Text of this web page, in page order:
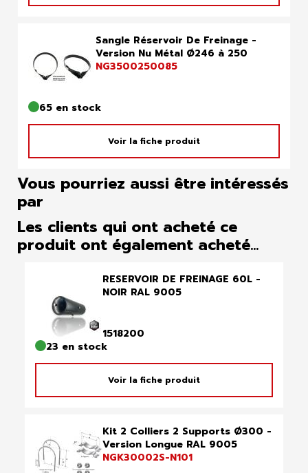
Sangle Réservoir De Freinage -
Version Nu Métal Ø246 à 250
NG3500250085
65 en stock
Voir la fiche produit
Vous pourriez aussi être intéressés
par
Les clients qui ont acheté ce
produit ont également acheté...
RESERVOIR DE FREINAGE 60L -
NOIR RAL 9005
1518200
23 en stock
Voir la fiche produit
Kit 2 Colliers 2 Supports Ø300 -
Version Longue RAL 9005
NGK30002S-N101